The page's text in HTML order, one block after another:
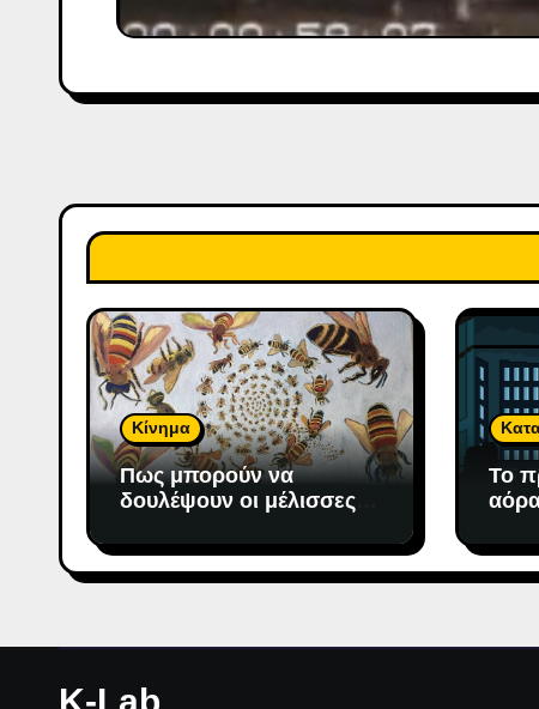
Κίνημα
Πως μπορούν να
δουλέψουν οι μέλισσες;
Το